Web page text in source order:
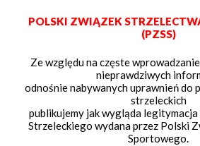
POLSKI ZWIĄZEK
(PZSS)
Ze względu na częste
nieprawdziwych
odnośnie nabywanych uprawnień do
strzeleckich
publikujemy jak wygląda
Strzeleckiego wydana przez Polski
Sportowego.